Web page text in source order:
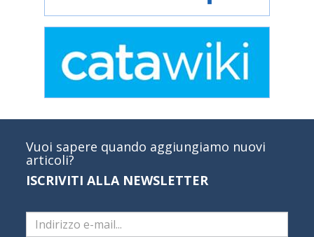
Vuoi sapere quando aggiungiamo nuovi
articoli?
ISCRIVITI ALLA NEWSLETTER